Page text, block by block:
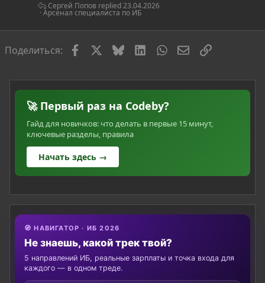
Арсенал специалиста по ИБ
23.04.2026
Сергей Попов
Поделиться: FacebookBlueskyLinkedInWhatsAppЭлектронная
Ссылка
🚀 Первый раз на Codeby?
Гайд для новичков: что делать в первые 15 минут,
ключевые разделы, правила
Начать здесь →
🧭 НАВИГАТОР · ИБ 2026
Не знаешь, какой трек твой?
5 направлений ИБ, реальные зарплаты и точка входа для
каждого — в одном треде.